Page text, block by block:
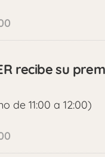
recibe su
de 11:00 a 12:00)